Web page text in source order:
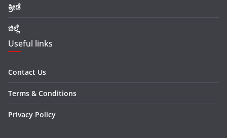
ಕ್ರೀಡೆ
ಜಿಲ್ಲೆ
Useful links
Contact Us
Terms & Conditions
Privacy Policy